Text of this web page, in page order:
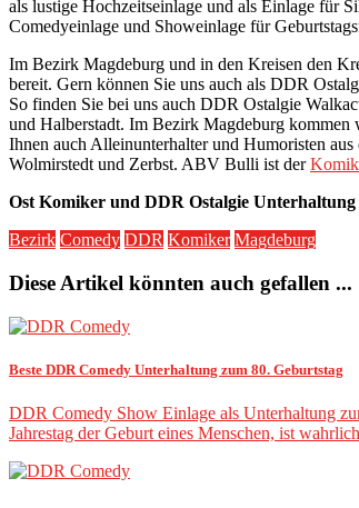
als lustige Hochzeitseinlage und als Einlage für
Comedyeinlage und Showeinlage für
Im Bezirk Magdeburg und in den Kreisen den
bereit. Gern können Sie uns auch als DDR
So finden Sie bei uns auch DDR Ostalgie
und Halberstadt. Im Bezirk Magdeburg
Ihnen auch Alleinunterhalter und Humoristen
Wolmirstedt und Zerbst. ABV Bulli ist der
Ost Komiker und DDR Ostalgie
Bezirk Comedy DDR Komiker Magdeburg
Diese Artikel könnten auch gefallen ...
Beste DDR Comedy Unterhaltung zum 80. Geburtstag
DDR Comedy Show Einlage als Unterhaltung
Jahrestag der Geburt eines Menschen, ist